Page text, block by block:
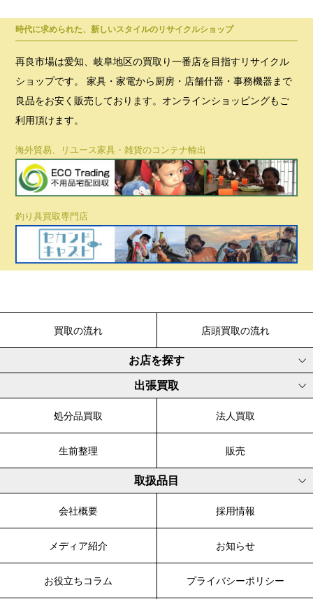
時代に求められた、新しいスタイルのリサイクルショップ
再良市場は愛知、岐阜地区の買取り一番店を目指すリサイクル
ショップです。 家具・家電から厨房・店舗什器・事務機器まで
良品をお安く販売しております。オンラインショッピングもご
利用頂けます。
海外貿易、リユース家具・雑貨のコンテナ輸出
釣り具買取専門店
買取の流れ 店頭買取の流れ
お店を探す
出張買取
処分品買取 法人買取
生前整理 販売
取扱品目
会社概要 採用情報
メディア紹介 お知らせ
お役立ちコラム プライバシーポリシー